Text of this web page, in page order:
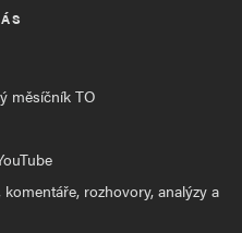
měsíčník TO
rozhovory, analýzy a